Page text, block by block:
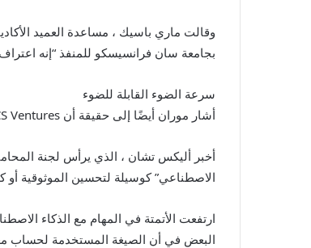
وقالت ماري باسيك ، مساعدة العميد
بجامعة سان فرانسيسكو للمنفذ “إنه
سرعة الضوء القابلة للضوء
أشار موران أيضًا إلى حقيقة أن ACS Ventures ، الشركة المستخدمة في صياغة أسئلة الذكاء الاصطناعي ، كانت هي نفس الشركة للموافقة على الأسئلة.
أخبر أليكس تشان ، الذي يرأس لجنة
الاصطناعي” كوسيلة لتحسين الموثوقية أو